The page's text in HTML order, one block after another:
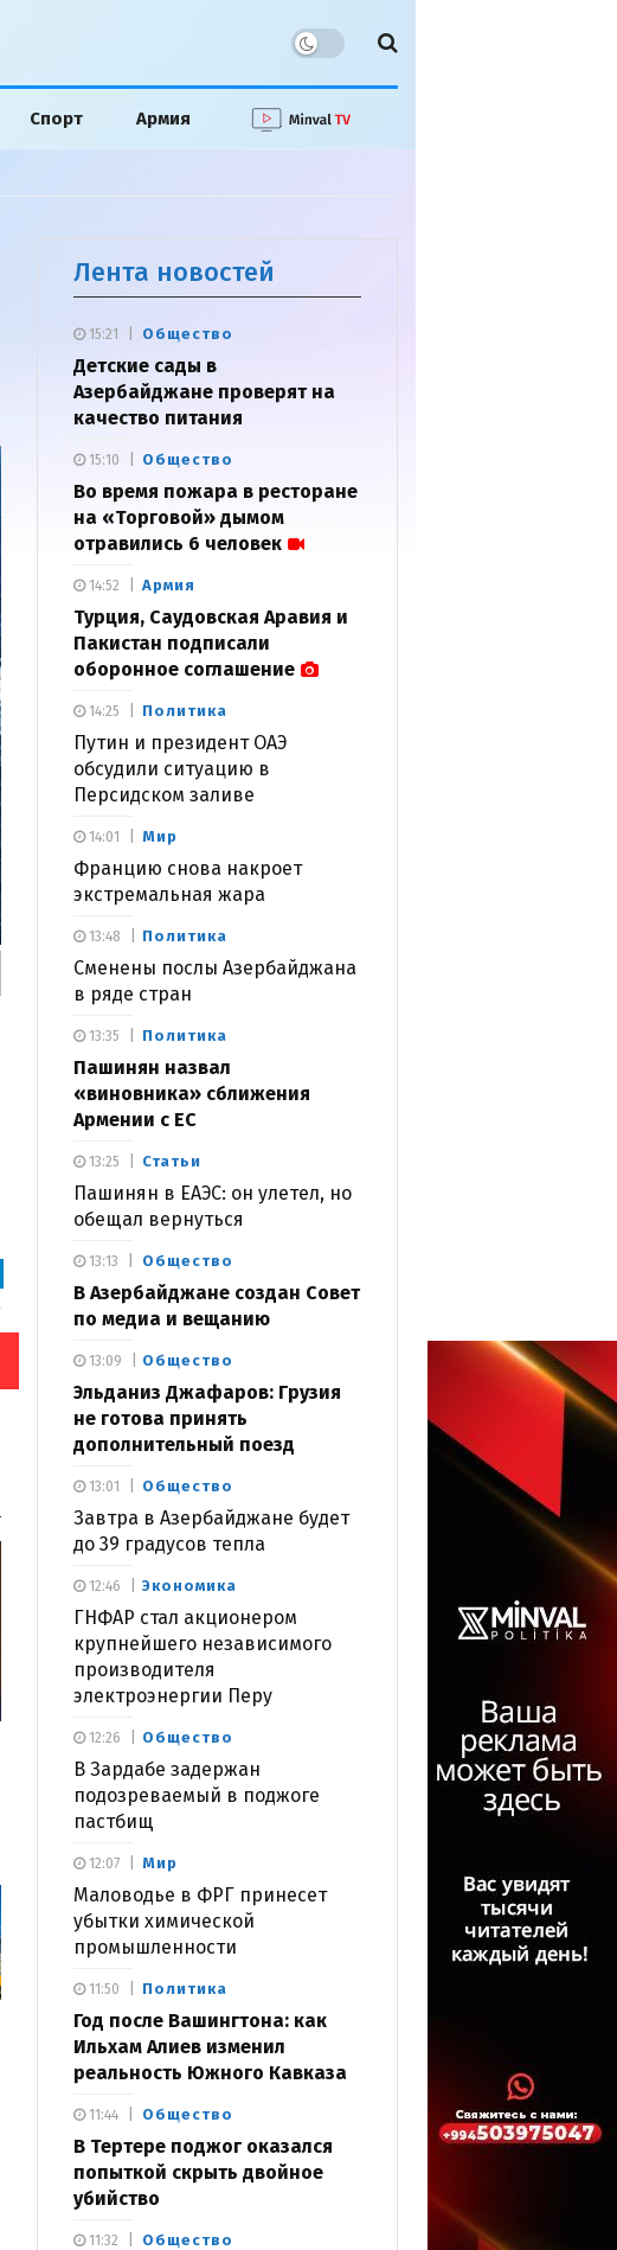
Спорт Армия
Лента новостей
Общество
Детские сады в
Азербайджане проверят на
качество питания
15:21
Общество
Во время пожара в ресторане
на «Торговой» дымом
отравились 6 человек
15:10
Армия
Турция, Саудовская Аравия и
Пакистан подписали
оборонное соглашение
14:52
Политика
Путин и президент ОАЭ
обсудили ситуацию в
Персидском заливе
14:25
Мир
Францию снова накроет
экстремальная жара
14:01
Политика
Сменены послы Азербайджана
в ряде стран
13:48
Политика
Пашинян назвал
«виновника» сближения
Армении с ЕС
13:35
Статьи
Пашинян в ЕАЭС: он улетел, но
обещал вернуться
13:25
Общество
В Азербайджане создан Совет
по медиа и вещанию
13:13
Общество
Эльданиз Джафаров: Грузия
не готова принять
дополнительный поезд
13:09
Общество
Завтра в Азербайджане будет
до 39 градусов тепла
13:01
Экономика
ГНФАР стал акционером
крупнейшего независимого
производителя
электроэнергии Перу
12:46
Общество
В Зардабе задержан
подозреваемый в поджоге
пастбищ
12:26
Мир
Маловодье в ФРГ принесет
убытки химической
промышленности
12:07
Политика
Год после Вашингтона: как
Ильхам Алиев изменил
реальность Южного Кавказа
11:50
Общество
В Тертере поджог оказался
попыткой скрыть двойное
убийство
11:44
Общество
11:32